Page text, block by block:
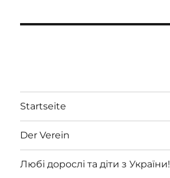
Startseite
Der Verein
Любі дорослі та діти з України!